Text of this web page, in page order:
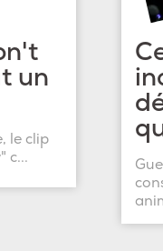
un
le clip
c...